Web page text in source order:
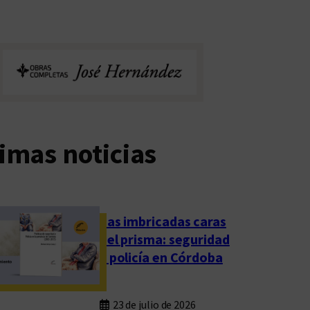
noticias
Las imbricadas caras
del prisma: seguridad
y policía en Córdoba
23 de julio de 2026